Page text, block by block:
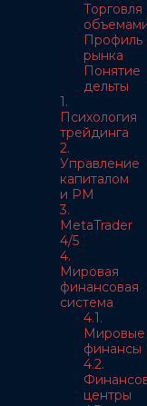
Торговля
Профиль
рынка
Понятие
дельты
1.
Психология
трейдинга
2.
Управление
капиталом
и РМ
3.
MetaTrader
4/5
4.
Мировая
финансовая
система
4.1.
Мировые
финансы
4.2.
центры